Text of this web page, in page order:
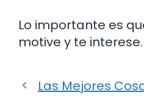
Lo importante es
motive y te interese.
Las Mejores